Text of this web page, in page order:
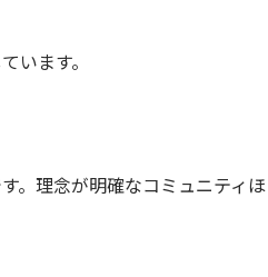
います。
。理念が明確なコミュニティほ